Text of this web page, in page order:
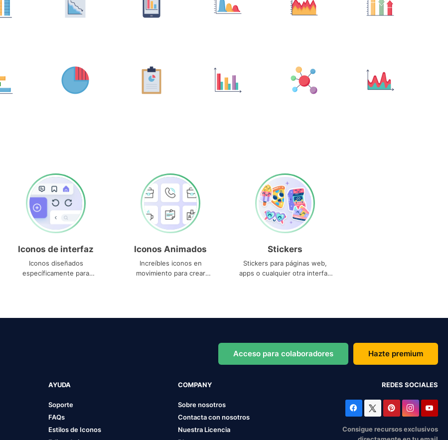
Iconos de interfaz
Iconos diseñados
específicamente para
Iconos Animados
Increíbles iconos en
movimiento para crear
Stickers
Stickers para páginas web,
apps o cualquier otra interfaz
Acceso para colaboradores Hazte premium
AYUDA
Soporte
FAQs
Estilos de Iconos
COMPANY
Sobre nosotros
Contacta con nosotros
Nuestra Licencia
REDES SOCIALES
Consigue recursos exclusivos